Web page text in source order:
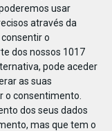
usar
através da
o
dos nossos 1017
pode aceder
as suas
o consentimento.
dos seus dados
mas que tem o